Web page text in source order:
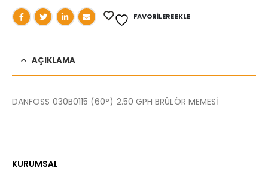
FAVORILERE EKLE
AÇIKLAMA
DANFOSS 030B0115 (60°) 2.50 GPH BRÜLÖR MEMESİ
KURUMSAL